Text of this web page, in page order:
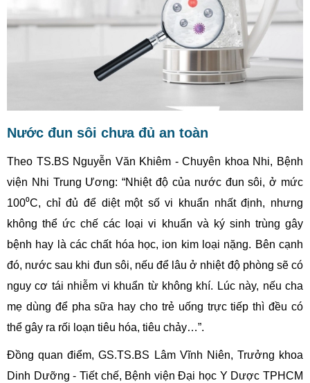
Nước đun sôi chưa đủ an toàn
Theo TS.BS Nguyễn Văn Khiêm - Chuyên khoa Nhi, Bệnh
viện Nhi Trung Ương: “Nhiệt độ của nước đun sôi, ở mức
100⁰C, chỉ đủ để diệt một số vi khuẩn nhất định, nhưng
không thể ức chế các loại vi khuẩn và ký sinh trùng gây
bệnh hay là các chất hóa học, ion kim loại nặng. Bên cạnh
đó, nước sau khi đun sôi, nếu để lâu ở nhiệt độ phòng sẽ có
nguy cơ tái nhiễm vi khuẩn từ không khí. Lúc này, nếu cha
mẹ dùng để pha sữa hay cho trẻ uống trực tiếp thì đều có
thể gây ra rối loạn tiêu hóa, tiêu chảy…”.
Đồng quan điểm, GS.TS.BS Lâm Vĩnh Niên, Trưởng khoa
Dinh Dưỡng - Tiết chế, Bệnh viện Đại học Y Dược TPHCM